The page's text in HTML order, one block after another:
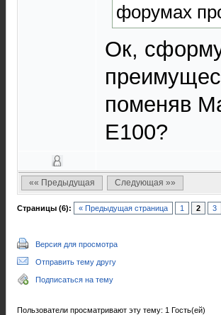
форумах
Ок,
поменяв
Е100?
«« Предыдущая Следующая »»
Страницы (6): « Предыдущая страница 1 2 3
Версия для просмотра
Отправить тему другу
Подписаться на тему
Пользователи просматривают эту тему: 1 Гость(ей)